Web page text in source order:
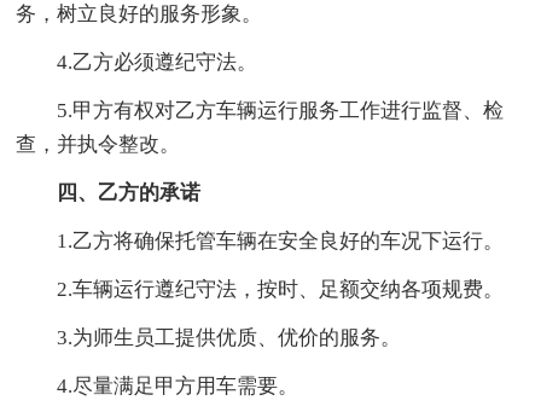
务，树立良好的服务形象。
4.乙方必须遵纪守法。
5.甲方有权对乙方车辆运行服务工作进行监督、检
查，并执令整改。
四、乙方的承诺
1.乙方将确保托管车辆在安全良好的车况下运行。
2.车辆运行遵纪守法，按时、足额交纳各项规费。
3.为师生员工提供优质、优价的服务。
4.尽量满足甲方用车需要。